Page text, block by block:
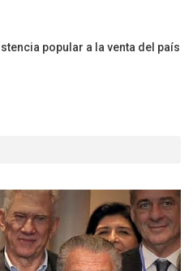
popular a la venta del país